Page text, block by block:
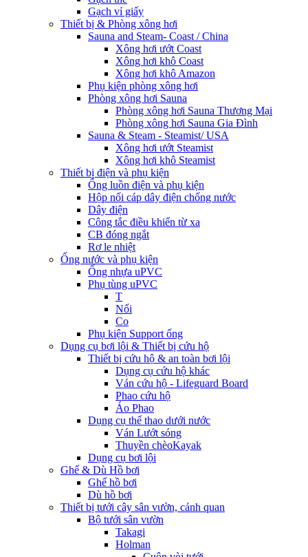
Gạch vỉ giấy
Thiết bị & Phòng xông hơi
Sauna and Steam- Coast / China
Xông hơi ướt Coast
Xông hơi khô Coast
Xông hơi khô Amazon
Phụ kiện phòng xông hơi
Phòng xông hơi Sauna
Phòng xông hơi Sauna Thương Mại
Phòng xông hơi Sauna Gia Đình
Sauna & Steam - Steamist/ USA
Xông hơi ướt Steamist
Xông hơi khô Steamist
Thiết bị điện và phụ kiện
Ống luồn điện và phụ kiện
Hộp nối cáp dây điện chống nước
Dây điện
Công tắc điều khiển từ xa
CB đóng ngắt
Rơ le nhiệt
Ống nước và phụ kiện
Ống nhựa uPVC
Phụ tùng uPVC
T
Nối
Co
Phụ kiện Support ống
Dụng cụ bơi lội & Thiết bị cứu hộ
Thiết bị cứu hộ & an toàn bơi lội
Dụng cụ cứu hộ khác
Ván cứu hộ - Lifeguard Board
Phao cứu hộ
Áo Phao
Dụng cụ thể thao dưới nước
Ván Lướt sóng
Thuyền chèoKayak
Dụng cụ bơi lội
Ghế & Dù Hồ bơi
Ghế hồ bơi
Dù hồ bơi
Thiết bị tưới cây sân vườn, cảnh quan
Bộ tưới sân vườn
Takagi
Holman